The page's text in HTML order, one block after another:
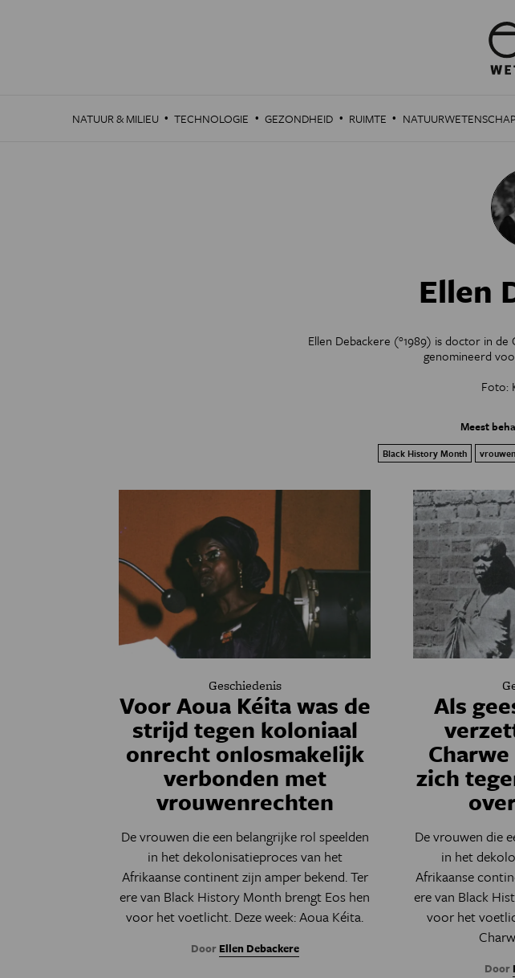
NATUUR & MILIEU · TECHNOLOGIE · GEZONDHEID · RUIMTE ·
Ellen
Ellen Debackere (°1989) is doctor in de
genomineerd
Foto:
Meest
Black History Month vrouwen
Geschiedenis
Voor Aoua Kéita was de
strijd tegen koloniaal
onrecht onlosmakelijk
verbonden met
vrouwenrechten
De vrouwen die een belangrijke rol speelden
in het dekolonisatieproces van het
Afrikaanse continent zijn amper bekend. Ter
ere van Black History Month brengt Eos hen
voor het voetlicht. Deze week: Aoua Kéita.
Door Ellen Debackere
Als
zich
De vrouwen die
in het
Afrikaanse
ere van Black
voor het
Door